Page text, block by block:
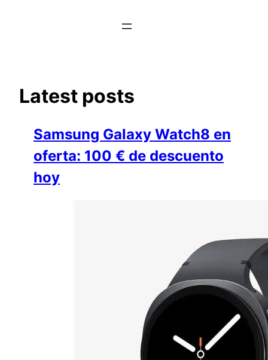
Latest posts
Samsung Galaxy Watch8 en
oferta: 100 € de descuento
hoy